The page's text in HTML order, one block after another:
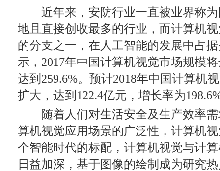
近年来，安防行业一直被业界称为
地且直接创收最多的行业，而计算机
的分支之一，在人工智能的发展中占
示，2017年中国计算机视觉市场规模
达到259.6%。预计2018年中国计算机
扩大，达到122.4亿元，增长率为
随着人们对生活安全及生产效率需
算机视觉应用场景的广泛性，计算机
个智能时代的标配，计算机视觉与计
日益加深，基于图像的绘制成为研究